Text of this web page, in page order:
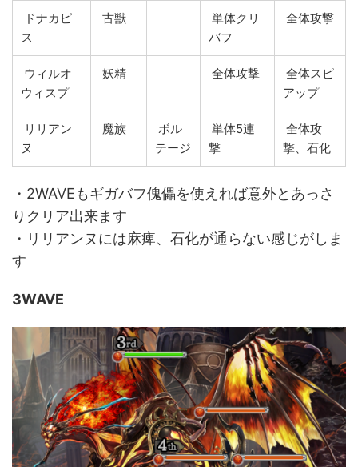
ドナカピ
ス
古獣
単体クリ
バフ
全体攻撃
ウィルオ
ウィスプ
妖精 全体攻撃
全体スピ
アップ
リリアン
ヌ
魔族
ボル
テージ
単体5連
撃
全体攻
撃、石化
・2WAVEもギガバフ傀儡を使えれば意外とあっさ
りクリア出来ます
・リリアンヌには麻痺、石化が通らない感じがしま
す
3WAVE